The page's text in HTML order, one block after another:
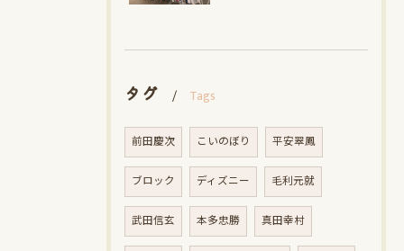
タグ Tags
前田慶次 こいのぼり 平安翠鳳
ブロック ディズニー 毛利元就
武田信玄 本多忠勝 真田幸村